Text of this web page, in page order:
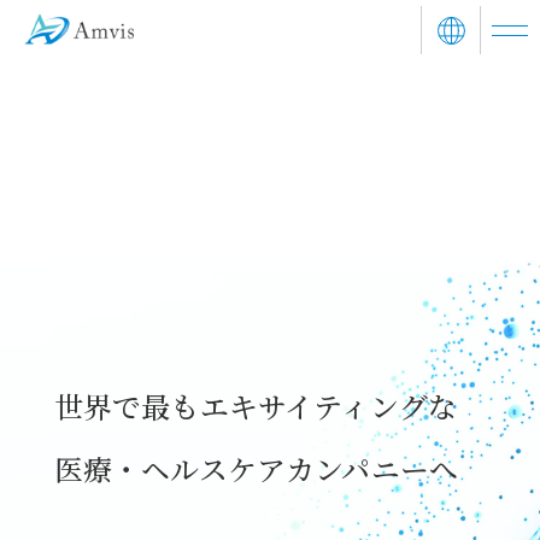
世界で最もエキサイティングな
医療・ヘルスケアカンパニーへ